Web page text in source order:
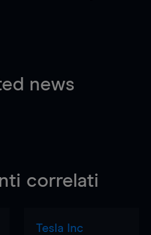
news
correlati
Tesla Inc